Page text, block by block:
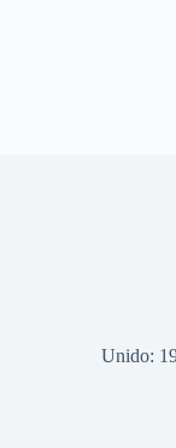
Unido: